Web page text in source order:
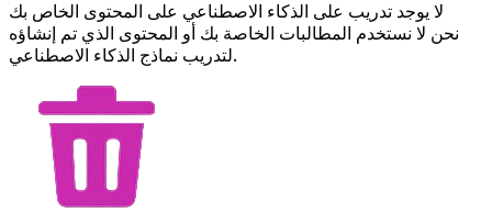
لا يوجد تدريب على الذكاء الاصطناعي على المحتوى الخاص بك
نحن لا نستخدم المطالبات الخاصة بك أو المحتوى الذي تم إنشاؤه
لتدريب نماذج الذكاء الاصطناعي.